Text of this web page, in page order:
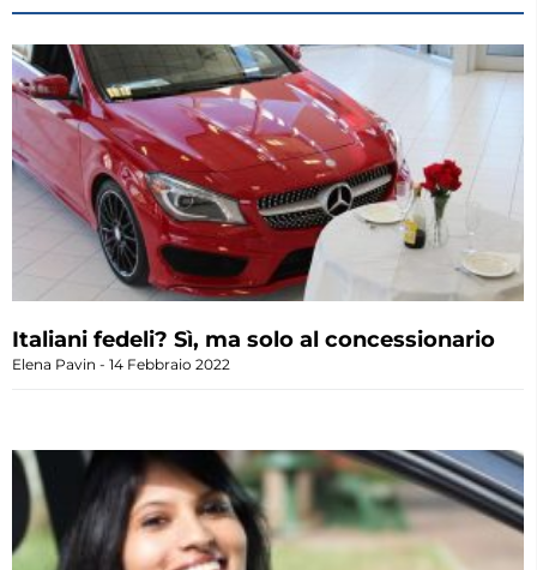
Italiani fedeli? Sì, ma solo al concessionario
Elena Pavin 14 Febbraio 2022